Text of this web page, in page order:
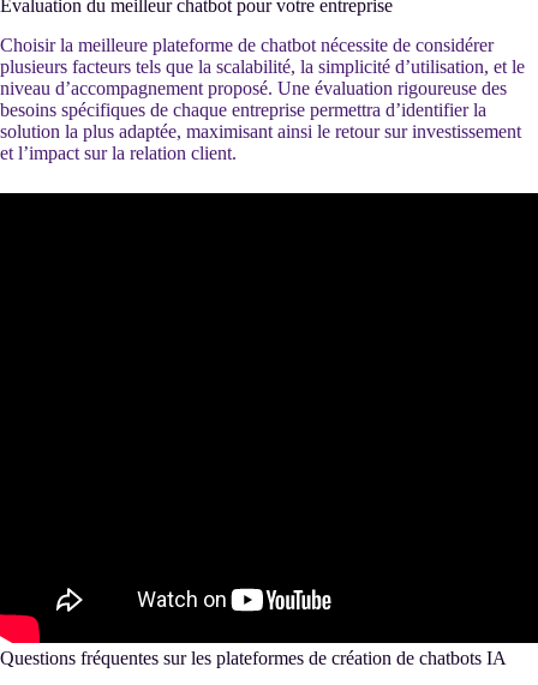
Évaluation du meilleur chatbot pour votre entreprise
Choisir la meilleure plateforme de chatbot nécessite de considérer
plusieurs facteurs tels que la scalabilité, la simplicité d’utilisation, et le
niveau d’accompagnement proposé. Une évaluation rigoureuse des
besoins spécifiques de chaque entreprise permettra d’identifier la
solution la plus adaptée, maximisant ainsi le retour sur investissement
et l’impact sur la relation client.
Questions fréquentes sur les plateformes de création de chatbots IA